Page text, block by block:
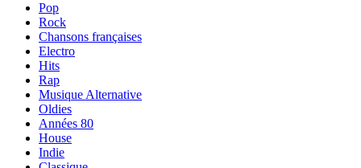
Pop
Rock
Chansons françaises
Electro
Hits
Rap
Musique Alternative
Oldies
Années 80
House
Indie